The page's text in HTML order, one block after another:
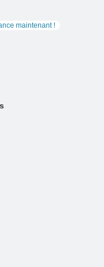
maintenant !